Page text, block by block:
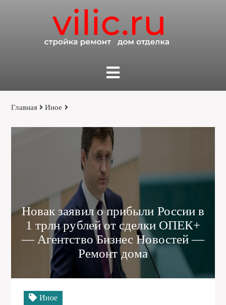
Главная Иное
Новак заявил о прибыли России в
1 трлн рублей от сделки ОПЕК+
— Агентство Бизнес Новостей —
Ремонт дома
Иное